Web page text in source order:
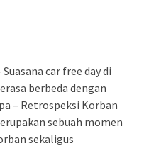
Suasana car free day di
berbeda dengan
– Retrospeksi Korban
sebuah momen
sekaligus